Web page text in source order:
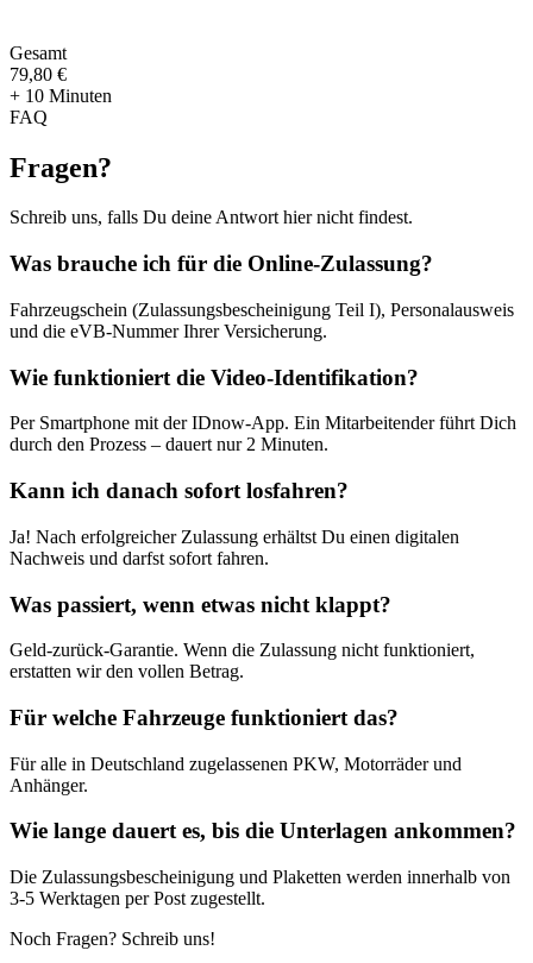
Gesamt
79,80 €
+ 10 Minuten
FAQ
Fragen?
Schreib uns, falls Du deine Antwort hier nicht findest.
Was brauche ich für die Online-Zulassung?
Fahrzeugschein (Zulassungsbescheinigung Teil I), Personalausweis
und die eVB-Nummer Ihrer Versicherung.
Wie funktioniert die Video-Identifikation?
Per Smartphone mit der IDnow-App. Ein Mitarbeitender führt Dich
durch den Prozess – dauert nur 2 Minuten.
Kann ich danach sofort losfahren?
Ja! Nach erfolgreicher Zulassung erhältst Du einen digitalen
Nachweis und darfst sofort fahren.
Was passiert, wenn etwas nicht klappt?
Geld-zurück-Garantie. Wenn die Zulassung nicht funktioniert,
erstatten wir den vollen Betrag.
Für welche Fahrzeuge funktioniert das?
Für alle in Deutschland zugelassenen PKW, Motorräder und
Anhänger.
Wie lange dauert es, bis die Unterlagen ankommen?
Die Zulassungsbescheinigung und Plaketten werden innerhalb von
3-5 Werktagen per Post zugestellt.
Noch Fragen? Schreib uns!